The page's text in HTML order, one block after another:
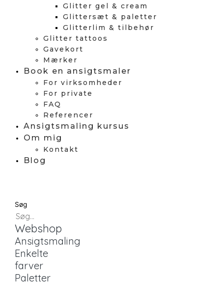
Glitter gel & cream
Glittersæt & paletter
Glitterlim & tilbehør
Glitter tattoos
Gavekort
Mærker
Book en ansigtsmaler
For virksomheder
For private
FAQ
Referencer
Ansigtsmaling kursus
Om mig
Kontakt
Blog
Søg
Webshop
Ansigtsmaling
Enkelte
farver
Paletter